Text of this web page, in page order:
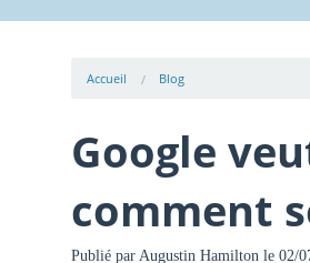
Accueil Blog
Google
comment
Publié par Augustin Hamiltonle 02/